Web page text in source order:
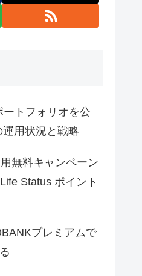
トフォリオを公
用状況と戦略
無料キャンペーン
Status ポイント
プレミアムで